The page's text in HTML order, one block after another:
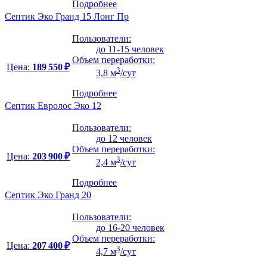
Подробнее
Септик Эко Гранд 15 Лонг Пр
Цена: 189 550 ₽
Пользователи:
до 11-15 человек
Объем переработки:
3,8 м3/сут
Подробнее
Септик Евролос Эко 12
Цена: 203 900 ₽
Пользователи:
до 12 человек
Объем переработки:
2,4 м3/сут
Подробнее
Септик Эко Гранд 20
Цена: 207 400 ₽
Пользователи:
до 16-20 человек
Объем переработки:
4,7 м3/сут